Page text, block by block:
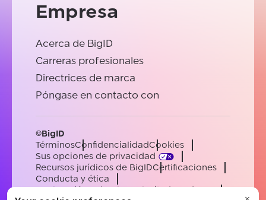
Empresa
Acerca de BigID
Carreras profesionales
Directrices de marca
Póngase en contacto con
©BigID
TérminosConfidencialidadCookies
Sus opciones de privacidad
Recursos jurídicos de BigIDCertificaciones
Conducta y ética
Declaración sobre la esclavitud moderna